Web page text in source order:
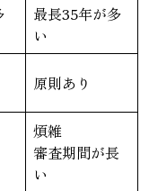
最長35年が多
い
原則あり
煩雑
審査期間が長
い